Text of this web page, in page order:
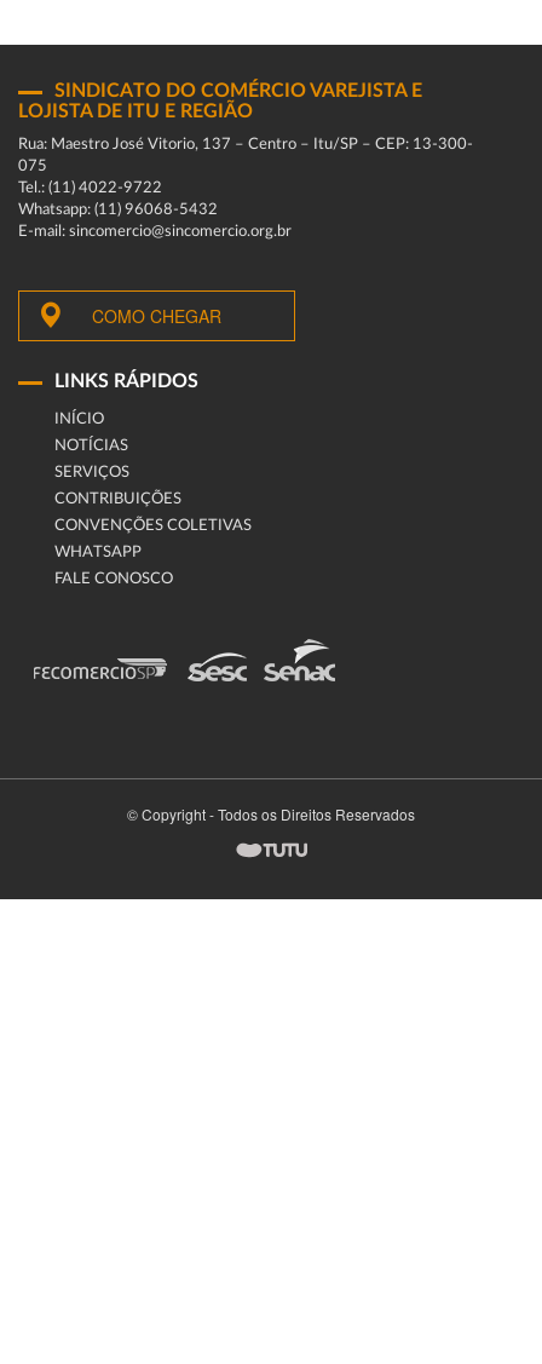
SINDICATO DO COMÉRCIO VAREJISTA E
LOJISTA DE ITU E REGIÃO
Rua: Maestro José Vitorio, 137 – Centro – Itu/SP – CEP: 13-300-
075
Tel.: (11) 4022-9722
Whatsapp: (11) 96068-5432
E-mail: sincomercio@sincomercio.org.br
COMO CHEGAR
LINKS RÁPIDOS
INÍCIO
NOTÍCIAS
SERVIÇOS
CONTRIBUIÇÕES
CONVENÇÕES COLETIVAS
WHATSAPP
FALE CONOSCO
© Copyright - Todos os Direitos Reservados